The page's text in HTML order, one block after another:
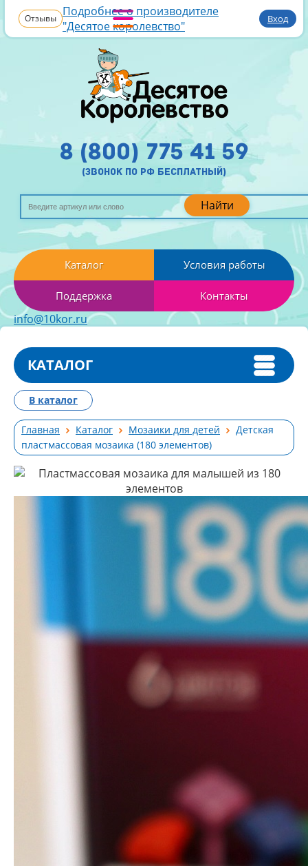
Отзывы Подробнее о производителе
"Десятое королевство"
Вход
Найти
8 (800) 775 41 59
(звонок по рф бесплатный)
Каталог Условия работы
Поддержка Контакты
info@10kor.ru
КАТАЛОГ
Главная Каталог Мозаики для детей
Детская
пластмассовая мозаика (180 элементов)
В каталог